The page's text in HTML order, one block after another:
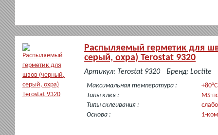
Распыляемый герметик для
серый, охра) Terostat 9320
в
Артикул: Terostat 9320 Бренд: Loctite
Максимальная температура :
+80°C
Типы клея :
MS-
Типы склеивания :
Основа :
1-